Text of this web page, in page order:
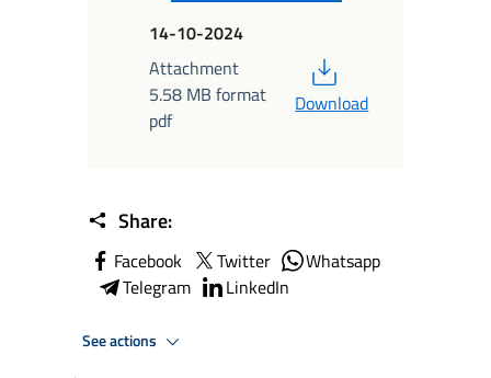
14-10-2024
Attachment
5.58 MB format
pdf
Download
Share:
Facebook Twitter
Whatsapp
Telegram
LinkedIn
See actions